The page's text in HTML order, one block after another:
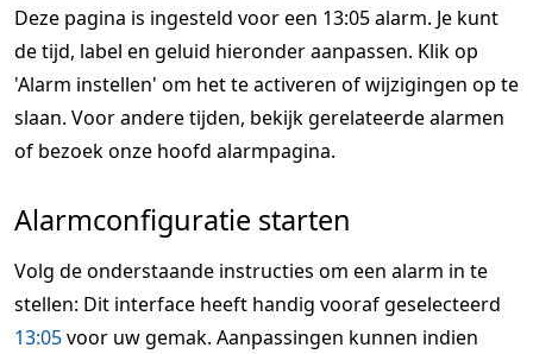
Deze pagina is ingesteld voor een 13:05 alarm. Je kunt
de tijd, label en geluid hieronder aanpassen. Klik op
'Alarm instellen' om het te activeren of wijzigingen op te
slaan. Voor andere tijden, bekijk gerelateerde alarmen
of bezoek onze hoofd alarmpagina.
Alarmconfiguratie starten
Volg de onderstaande instructies om een alarm in te
stellen: Dit interface heeft handig vooraf geselecteerd
13:05voor uw gemak. Aanpassingen kunnen indien